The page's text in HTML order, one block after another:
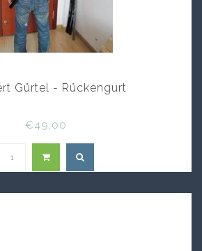
Gürtel - Rückengurt
€49,00